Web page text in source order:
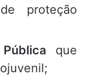
proteção
que